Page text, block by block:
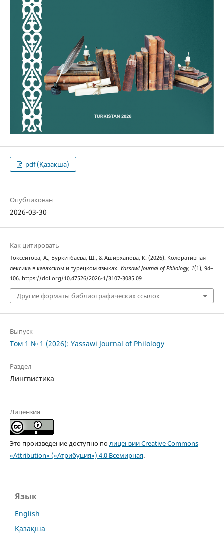
pdf (Қазақша)
Опубликован
2026-03-30
Как цитировать
Токсеитова, А., Буркитбаева, Ш., & Аширханова, К. (2026). Колоративная
лексика в казахском и турецком языках. Yassawi Journal of Philology, 1(1), 94–
106. https://doi.org/10.47526/2026-1/3107-3085.09
Другие форматы библиографических ссылок
Выпуск
Том 1 № 1 (2026): Yassawi Journal of Philology
Раздел
Лингвистика
Лицензия
Это произведение доступно полицензии Creative Commons
«Attribution» («Атрибуция») 4.0 Всемирная.
Язык
English
Қазақша